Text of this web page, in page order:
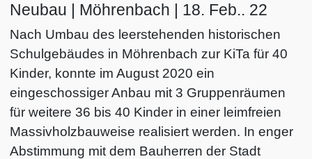
Neubau | Möhrenbach | 18. Feb.. 22
Nach Umbau des leerstehenden historischen
Schulgebäudes in Möhrenbach zur KiTa für 40
Kinder, konnte im August 2020 ein
eingeschossiger Anbau mit 3 Gruppenräumen
für weitere 36 bis 40 Kinder in einer leimfreien
Massivholzbauweise realisiert werden. In enger
Abstimmung mit dem Bauherren der Stadt